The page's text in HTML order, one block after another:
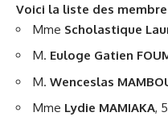
Voici la liste des
Mme Scholastique
M. Euloge Gatien
M. Wenceslas
Mme Lydie MAMIAKA,